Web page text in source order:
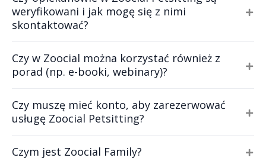
weryfikowani i jak mogę się z nimi
skontaktować?
Czy w Zoocial można korzystać również z
porad (np. e-booki, webinary)?
Czy muszę mieć konto, aby zarezerwować
usługę Zoocial Petsitting?
Czym jest Zoocial Family?